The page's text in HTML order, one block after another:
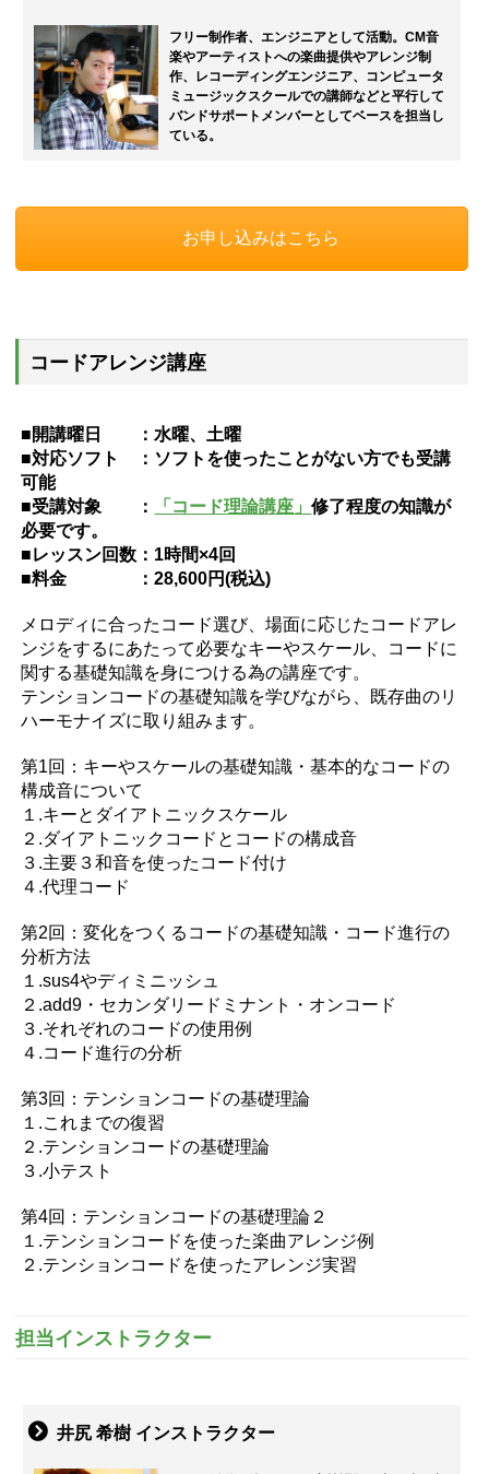
フリー制作者、エンジニアとして活動。CM音
楽やアーティストへの楽曲提供やアレンジ制
作、レコーディングエンジニア、コンピュータ
ミュージックスクールでの講師などと平行して
バンドサポートメンバーとしてベースを担当し
ている。
お申し込みはこちら
コードアレンジ講座
■開講曜日 ：水曜、土曜
■対応ソフト ：ソフトを使ったことがない方でも受講
可能
■受講対象 ：
「コード理論講座」修了程度の知識が
必要です。
■レッスン回数：1時間×4回
■料金 ：28,600円(税込)
メロディに合ったコード選び、場面に応じたコードアレ
ンジをするにあたって必要なキーやスケール、コードに
関する基礎知識を身につける為の講座です。
テンションコードの基礎知識を学びながら、既存曲のリ
ハーモナイズに取り組みます。
第1回：キーやスケールの基礎知識・基本的なコードの
構成音について
１.キーとダイアトニックスケール
２.ダイアトニックコードとコードの構成音
３.主要３和音を使ったコード付け
４.代理コード
第2回：変化をつくるコードの基礎知識・コード進行の
分析方法
１.sus4やディミニッシュ
２.add9・セカンダリードミナント・オンコード
３.それぞれのコードの使用例
４.コード進行の分析
第3回：テンションコードの基礎理論
１.これまでの復習
２.テンションコードの基礎理論
３.小テスト
第4回：テンションコードの基礎理論２
１.テンションコードを使った楽曲アレンジ例
２.テンションコードを使ったアレンジ実習
担当インストラクター
井尻 希樹 インストラクター